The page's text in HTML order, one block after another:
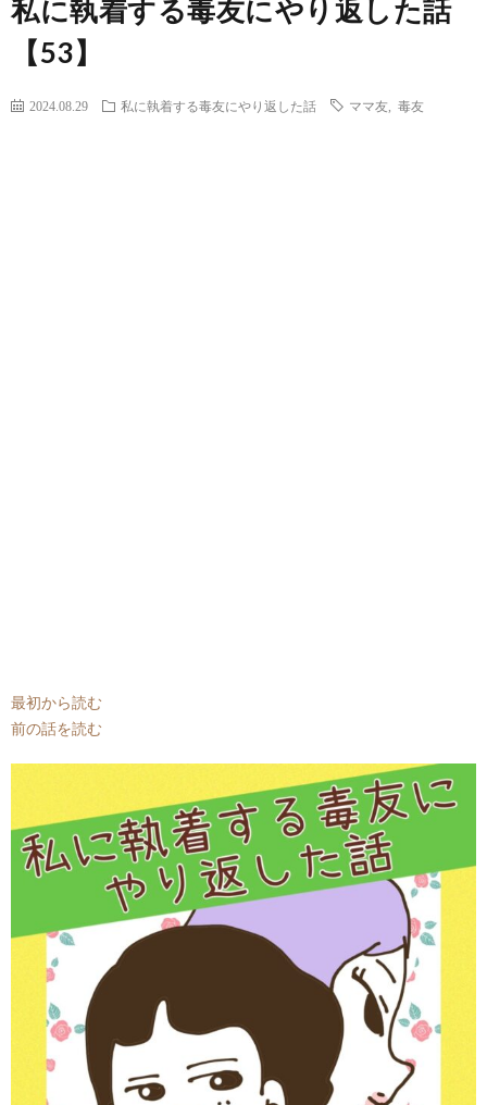
私に執着する毒友にやり返した話
【53】
2024.08.29 私に執着する毒友にやり返した話 ママ友 毒友
最初から読む
前の話を読む